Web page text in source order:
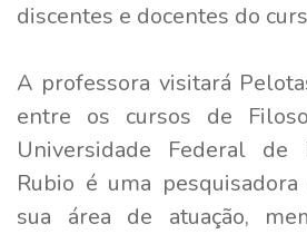
discentes e docentes do
A professora visitará
entre os cursos de
Universidade Federal de
Rubio é uma
sua área de atuação,